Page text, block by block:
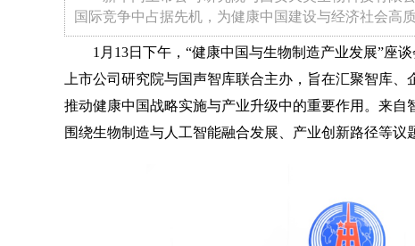
国际竞争中占据先机，为健康中国建设与经济社会高
1月13日下午，“健康中国与生物制造产业发展”座谈
上市公司研究院与国声智库联合主办，旨在汇聚智库
推动健康中国战略实施与产业升级中的重要作用。来
围绕生物制造与人工智能融合发展、产业创新路径等议